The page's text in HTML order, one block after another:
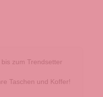
zum Trendsetter
Taschen und Koffer!